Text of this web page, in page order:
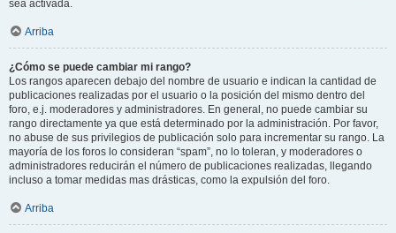
sea activada.
Arriba
¿Cómo se puede cambiar mi rango?
Los rangos aparecen debajo del nombre de usuario e indican la cantidad de
publicaciones realizadas por el usuario o la posición del mismo dentro del
foro, e.j. moderadores y administradores. En general, no puede cambiar su
rango directamente ya que está determinado por la administración. Por favor,
no abuse de sus privilegios de publicación solo para incrementar su rango. La
mayoría de los foros lo consideran “spam”, no lo toleran, y moderadores o
administradores reducirán el número de publicaciones realizadas, llegando
incluso a tomar medidas mas drásticas, como la expulsión del foro.
Arriba